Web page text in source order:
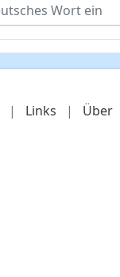
| Links | Über